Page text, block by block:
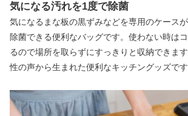
気になる汚れを1度で除菌
気になるまな板の黒ずみなどを専用のケース
除菌できる便利なバッグです。使わない時は
るので場所を取らずにすっきりと収納できま
性の声から生まれた便利なキッチングッズです